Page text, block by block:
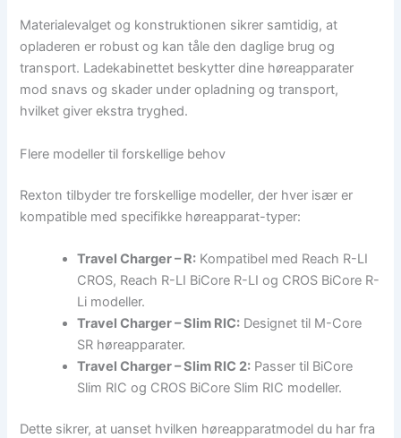
Materialevalget og konstruktionen sikrer samtidig, at
opladeren er robust og kan tåle den daglige brug og
transport. Ladekabinettet beskytter dine høreapparater
mod snavs og skader under opladning og transport,
hvilket giver ekstra tryghed.
Flere modeller til forskellige behov
Rexton tilbyder tre forskellige modeller, der hver især er
kompatible med specifikke høreapparat-typer:
Travel Charger – R: Kompatibel med Reach R-LI
CROS, Reach R-LI BiCore R-LI og CROS BiCore R-
Li modeller.
Travel Charger – Slim RIC: Designet til M-Core
SR høreapparater.
Travel Charger – Slim RIC 2: Passer til BiCore
Slim RIC og CROS BiCore Slim RIC modeller.
Dette sikrer, at uanset hvilken høreapparatmodel du har fra